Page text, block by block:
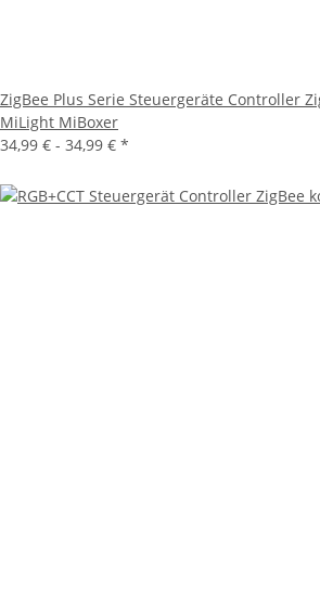
ZigBee Plus Serie Steuergeräte Controller
MiLight MiBoxer
34,99 € - 34,99 € *